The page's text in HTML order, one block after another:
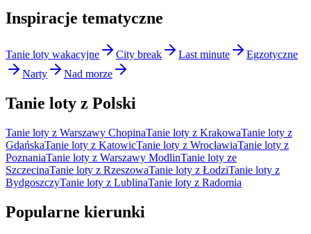
Inspiracje tematyczne
Tanie loty wakacyjne City break Last minute
Egzotyczne
Narty
Nad morze
Tanie loty z Polski
Tanie loty z Warszawy ChopinaTanie loty z KrakowaTanie loty z
GdańskaTanie loty z KatowicTanie loty z WrocławiaTanie loty z
PoznaniaTanie loty z Warszawy ModlinTanie loty ze
SzczecinaTanie loty z RzeszowaTanie loty z ŁodziTanie loty z
BydgoszczyTanie loty z LublinaTanie loty z Radomia
Popularne kierunki